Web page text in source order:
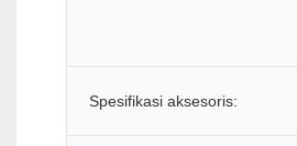
Spesifikasi aksesoris: